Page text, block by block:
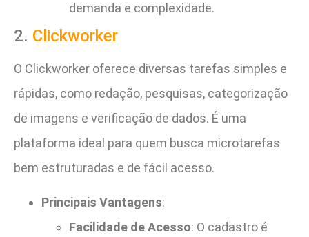
demanda e complexidade.
2. Clickworker
O Clickworker oferece diversas tarefas simples e
rápidas, como redação, pesquisas, categorização
de imagens e verificação de dados. É uma
plataforma ideal para quem busca microtarefas
bem estruturadas e de fácil acesso.
Principais Vantagens:
Facilidade de Acesso: O cadastro é